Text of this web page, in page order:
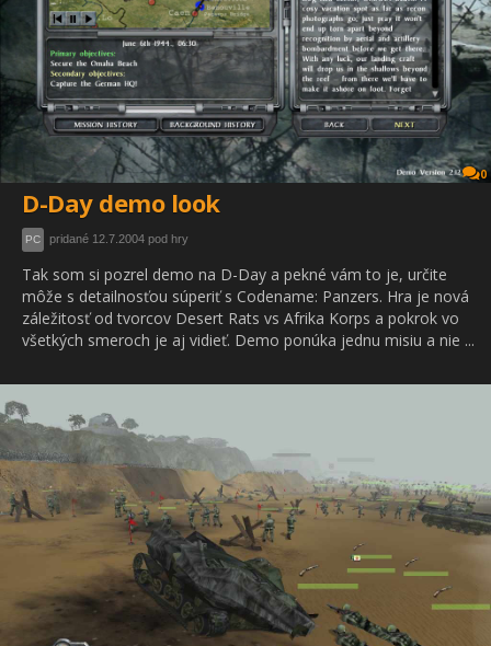
0
D-Day demo look
PC pridané 12.7.2004 pod hry
Tak som si pozrel demo na D-Day a pekné vám to je, určite
môže s detailnosťou súperiť s Codename: Panzers. Hra je nová
záležitosť od tvorcov Desert Rats vs Afrika Korps a pokrok vo
všetkých smeroch je aj vidieť. Demo ponúka jednu misiu a nie ...